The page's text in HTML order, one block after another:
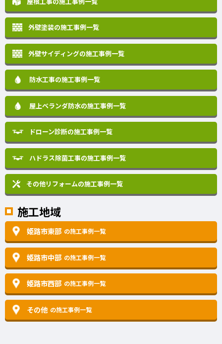
外壁塗装の施工事例一覧
外壁サイディングの施工事例一覧
防水工事の施工事例一覧
屋上ベランダ防水の施工事例一覧
ドローン診断の施工事例一覧
ハドラス除菌工事の施工事例一覧
その他リフォームの施工事例一覧
施工地域
姫路市東部 の施工事例一覧
姫路市中部 の施工事例一覧
姫路市西部 の施工事例一覧
その他 の施工事例一覧